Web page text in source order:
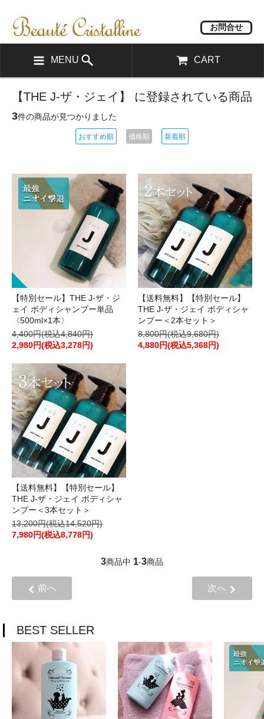
お問合せ
MENU CART
【THE J-ザ・ジェイ】 に登録されている商品
3件の商品が見つかりました
おすすめ順 価格順 新着順
【特別セール】THE J-ザ・ジ
ェイ ボディシャンプー単品
〈500ml×1本〉
4,400円(税込4,840円)
2,980円(税込3,278円)
【送料無料】【特別セール】
THE J-ザ・ジェイ ボディシャ
ンプー＜2本セット＞
8,800円(税込9,680円)
4,880円(税込5,368円)
【送料無料】【特別セール】
THE J-ザ・ジェイ ボディシャ
ンプー＜3本セット＞
13,200円(税込14,520円)
7,980円(税込8,778円)
3商品中 1-3商品
前へ 次へ
BEST SELLER